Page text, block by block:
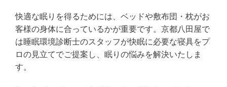
快適な眠りを得るためには、ベッドや敷布団・枕がお
客様の身体に合っているかが重要です。京都八田屋で
は睡眠環境診断士のスタッフが快眠に必要な寝具をプ
ロの見立てでご提案し、眠りの悩みを解決いたしま
す。